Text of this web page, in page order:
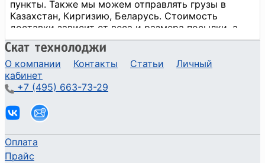
О компании Контакты Статьи
Личный
кабинет
+7 (495) 663-73-29
Оплата
Прайс